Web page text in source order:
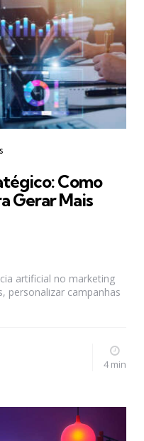
Como
Gerar Mais
artificial no marketing
personalizar campanhas
4 min